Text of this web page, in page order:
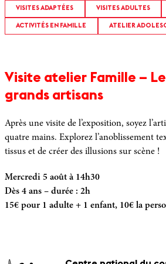
VISITES ADAPTÉES VISITES ADULTES
ACTIVITÉS EN FAMILLE ATELIER
Visite atelier Famille –
grands artisans
Après une visite de l’exposition, soyez
quatre mains. Explorez l’anoblissement
tissus et de créer des illusions sur scène !
Mercredi 5 août à 14h30
Dès 4 ans – durée : 2h
15€ pour 1 adulte + 1 enfant, 10€ la